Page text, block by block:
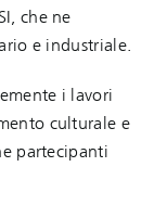
che ne
e industriale.
i lavori
culturale e
partecipanti